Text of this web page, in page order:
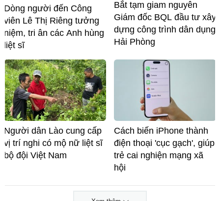
Dòng người đến Công
viên Lê Thị Riêng tưởng
niệm, tri ân các Anh hùng
liệt sĩ
Bắt tạm giam nguyên
Giám đốc BQL đầu tư xây
dựng công trình dân dụng
Hải Phòng
Người dân Lào cung cấp
vị trí nghi có mộ nữ liệt sĩ
bộ đội Việt Nam
Cách biến iPhone thành
điện thoại 'cục gạch', giúp
trẻ cai nghiện mạng xã
hội